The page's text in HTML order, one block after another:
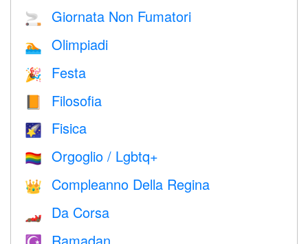
🚬 Giornata Non Fumatori
🏊 Olimpiadi
🎉 Festa
Filosofia
🌠 Fisica
🏳️‍🌈 Orgoglio / Lgbtq+
👑 Compleanno Della Regina
🏎 Da Corsa
Ramadan